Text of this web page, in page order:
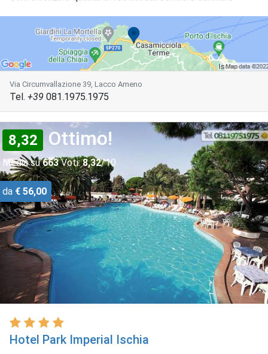
Via Circumvallazione 39, Lacco Ameno
Tel. +39 081.1975.1975
8,32 Ottimo!
Media su663Voti: 8,32/10
da € 56,00
Hotel Park Imperial Ischia